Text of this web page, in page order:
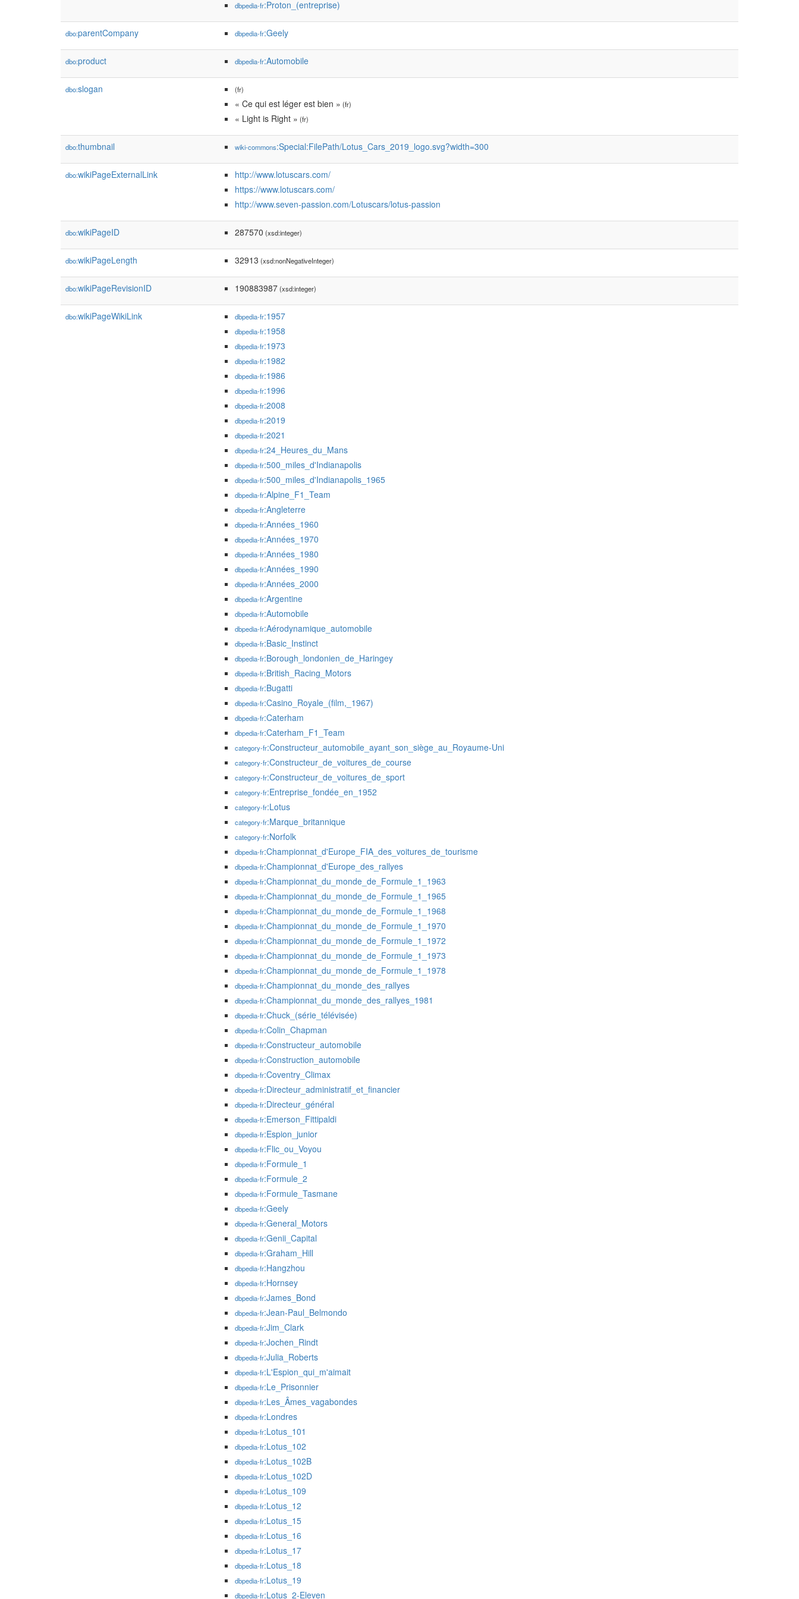
dbpedia-fr:Proton_(entreprise)
dbo:parentCompany dbpedia-fr:Geely
dbo:product dbpedia-fr:Automobile
dbo:slogan (fr)
« Ce qui est léger est bien » (fr)
« Light is Right » (fr)
dbo:thumbnail wiki-commons:Special:FilePath/Lotus_Cars_2019_logo.svg?width=300
dbo:wikiPageExternalLink
http://www.lotuscars.com/
https://www.lotuscars.com/
http://www.seven-passion.com/Lotuscars/lotus-passion
dbo:wikiPageID 287570 (xsd:integer)
dbo:wikiPageLength 32913 (xsd:nonNegativeInteger)
dbo:wikiPageRevisionID 190883987(xsd:integer)
dbo:wikiPageWikiLink dbpedia-fr:1957
dbpedia-fr:1958
dbpedia-fr:1973
dbpedia-fr:1982
dbpedia-fr:1986
dbpedia-fr:1996
dbpedia-fr:2008
dbpedia-fr:2019
dbpedia-fr:2021
dbpedia-fr:24_Heures_du_Mans
dbpedia-fr:500_miles_d'Indianapolis
dbpedia-fr:500_miles_d'Indianapolis_1965
dbpedia-fr:Alpine_F1_Team
dbpedia-fr:Angleterre
dbpedia-fr:Années_1960
dbpedia-fr:Années_1970
dbpedia-fr:Années_1980
dbpedia-fr:Années_1990
dbpedia-fr:Années_2000
dbpedia-fr:Argentine
dbpedia-fr:Automobile
dbpedia-fr:Aérodynamique_automobile
dbpedia-fr:Basic_Instinct
dbpedia-fr:Borough_londonien_de_Haringey
dbpedia-fr:British_Racing_Motors
dbpedia-fr:Bugatti
dbpedia-fr:Casino_Royale_(film,_1967)
dbpedia-fr:Caterham
dbpedia-fr:Caterham_F1_Team
category-fr:Constructeur_automobile_ayant_son_siège_au_Royaume-Uni
category-fr:Constructeur_de_voitures_de_course
category-fr:Constructeur_de_voitures_de_sport
category-fr:Entreprise_fondée_en_1952
category-fr:Lotus
category-fr:Marque_britannique
category-fr:Norfolk
dbpedia-fr:Championnat_d'Europe_FIA_des_voitures_de_tourisme
dbpedia-fr:Championnat_d'Europe_des_rallyes
dbpedia-fr:Championnat_du_monde_de_Formule_1_1963
dbpedia-fr:Championnat_du_monde_de_Formule_1_1965
dbpedia-fr:Championnat_du_monde_de_Formule_1_1968
dbpedia-fr:Championnat_du_monde_de_Formule_1_1970
dbpedia-fr:Championnat_du_monde_de_Formule_1_1972
dbpedia-fr:Championnat_du_monde_de_Formule_1_1973
dbpedia-fr:Championnat_du_monde_de_Formule_1_1978
dbpedia-fr:Championnat_du_monde_des_rallyes
dbpedia-fr:Championnat_du_monde_des_rallyes_1981
dbpedia-fr:Chuck_(série_télévisée)
dbpedia-fr:Colin_Chapman
dbpedia-fr:Constructeur_automobile
dbpedia-fr:Construction_automobile
dbpedia-fr:Coventry_Climax
dbpedia-fr:Directeur_administratif_et_financier
dbpedia-fr:Directeur_général
dbpedia-fr:Emerson_Fittipaldi
dbpedia-fr:Espion_junior
dbpedia-fr:Flic_ou_Voyou
dbpedia-fr:Formule_1
dbpedia-fr:Formule_2
dbpedia-fr:Formule_Tasmane
dbpedia-fr:Geely
dbpedia-fr:General_Motors
dbpedia-fr:Genii_Capital
dbpedia-fr:Graham_Hill
dbpedia-fr:Hangzhou
dbpedia-fr:Hornsey
dbpedia-fr:James_Bond
dbpedia-fr:Jean-Paul_Belmondo
dbpedia-fr:Jim_Clark
dbpedia-fr:Jochen_Rindt
dbpedia-fr:Julia_Roberts
dbpedia-fr:L'Espion_qui_m'aimait
dbpedia-fr:Le_Prisonnier
dbpedia-fr:Les_Âmes_vagabondes
dbpedia-fr:Londres
dbpedia-fr:Lotus_101
dbpedia-fr:Lotus_102
dbpedia-fr:Lotus_102B
dbpedia-fr:Lotus_102D
dbpedia-fr:Lotus_109
dbpedia-fr:Lotus_12
dbpedia-fr:Lotus_15
dbpedia-fr:Lotus_16
dbpedia-fr:Lotus_17
dbpedia-fr:Lotus_18
dbpedia-fr:Lotus_19
dbpedia-fr:Lotus_2-Eleven